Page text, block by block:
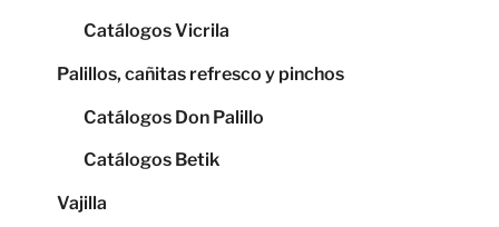
Catálogos Vicrila
Palillos, cañitas refresco y pinchos
Catálogos Don Palillo
Catálogos Betik
Vajilla